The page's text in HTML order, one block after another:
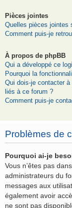
Pièces jointes
Quelles pièces jointes
Comment puis-je
À propos de phpBB
Qui a développé ce
Pourquoi la
Qui dois-je contacter à
liés à ce forum ?
Comment puis-je
Problèmes de
Pourquoi ai-je
Vous n’êtes pas
administrateurs du
messages aux
également avoir
ne sont pas